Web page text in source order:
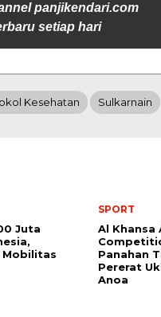
panjikendari.com
setiap hari
Kesehatan Sulkarnain
Juta
Mobilitas
SPORT
Al Khansa
Panahan
Pererat
Anoa